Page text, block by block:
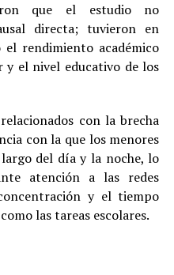
que el estudio no
directa; tuvieron en
rendimiento académico
el nivel educativo de los
con la brecha
con la que los menores
del día y la noche, lo
atención a las redes
y el tiempo
las tareas escolares.